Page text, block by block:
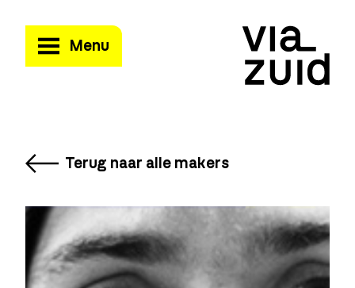
Menu
Terug naar alle makers